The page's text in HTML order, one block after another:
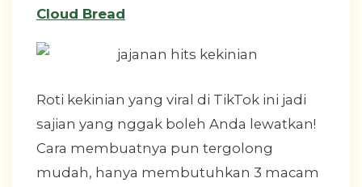
Cloud Bread
Roti kekinian yang viral di TikTok ini jadi
sajian yang nggak boleh Anda lewatkan!
Cara membuatnya pun tergolong
mudah, hanya membutuhkan 3 macam